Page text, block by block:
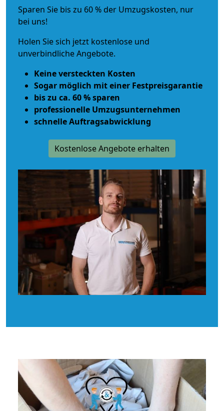
Sparen Sie bis zu 60 % der Umzugskosten, nur
bei uns!
Holen Sie sich jetzt kostenlose und
unverbindliche Angebote.
Keine versteckten Kosten
Sogar möglich mit einer Festpreisgarantie
bis zu ca. 60 % sparen
professionelle Umzugsunternehmen
schnelle Auftragsabwicklung
Kostenlose Angebote erhalten